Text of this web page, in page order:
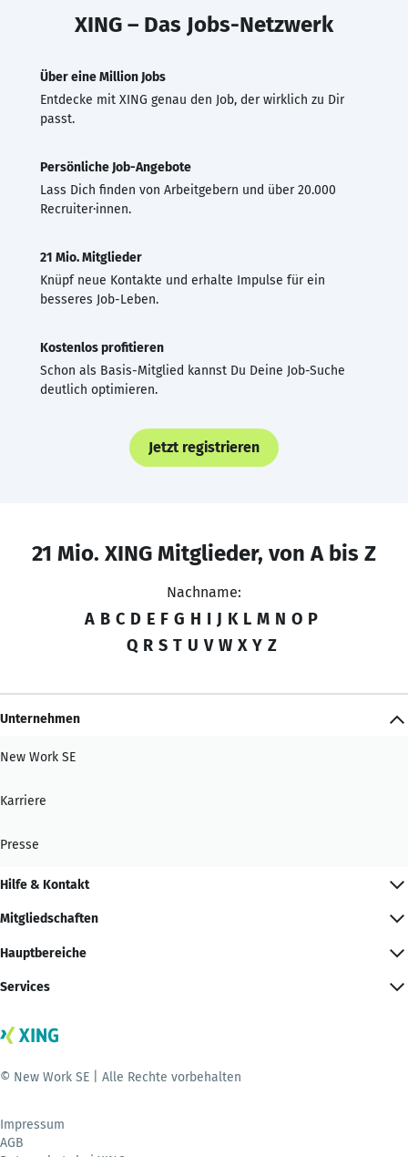
XING – Das Jobs-Netzwerk
Über eine Million Jobs
Entdecke mit XING genau den Job, der wirklich zu Dir
passt.
Persönliche Job-Angebote
Lass Dich finden von Arbeitgebern und über 20.000
Recruiter·innen.
21 Mio. Mitglieder
Knüpf neue Kontakte und erhalte Impulse für ein
besseres Job-Leben.
Kostenlos profitieren
Schon als Basis-Mitglied kannst Du Deine Job-Suche
deutlich optimieren.
Jetzt registrieren
21 Mio. XING Mitglieder, von A bis Z
Nachname:
A B C D E F G H I J K L M N O P
Q R S T U V W X Y Z
Unternehmen
New Work SE
Karriere
Presse
Hilfe & Kontakt
Mitgliedschaften
Hauptbereiche
Services
© New Work SE | Alle Rechte vorbehalten
Impressum
AGB